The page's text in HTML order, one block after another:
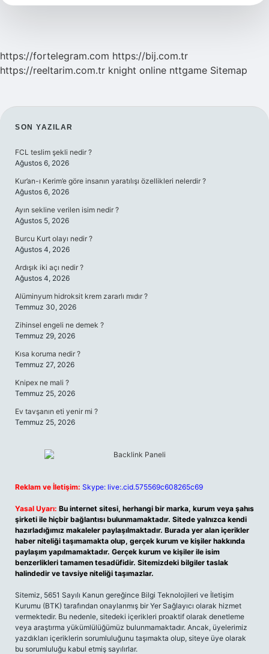
Mı
https://fortelegram.com https://bij.com.tr
https://reeltarim.com.tr knight online nttgame Sitemap
SIDEBAR
SON YAZILAR
FCL teslim şekli nedir ?
Ağustos 6, 2026
Kur’an-ı Kerim’e göre insanın yaratılışı özellikleri nelerdir ?
Ağustos 6, 2026
Ayın sekline verilen isim nedir ?
Ağustos 5, 2026
Burcu Kurt olayı nedir ?
Ağustos 4, 2026
Ardışık iki açı nedir ?
Ağustos 4, 2026
Alüminyum hidroksit krem zararlı mıdır ?
Temmuz 30, 2026
Zihinsel engeli ne demek ?
Temmuz 29, 2026
Kısa koruma nedir ?
Temmuz 27, 2026
Knipex ne mali ?
Temmuz 25, 2026
Ev tavşanın eti yenir mi ?
Temmuz 25, 2026
Reklam ve İletişim: Skype: live:.cid.575569c608265c69
Yasal Uyarı: Bu internet sitesi, herhangi bir marka, kurum veya şahıs
şirketi ile hiçbir bağlantısı bulunmamaktadır. Sitede yalnızca kendi
hazırladığımız makaleler paylaşılmaktadır. Burada yer alan içerikler
haber niteliği taşımamakta olup, gerçek kurum ve kişiler hakkında
paylaşım yapılmamaktadır. Gerçek kurum ve kişiler ile isim
benzerlikleri tamamen tesadüfidir. Sitemizdeki bilgiler taslak
halindedir ve tavsiye niteliği taşımazlar.
Sitemiz, 5651 Sayılı Kanun gereğince Bilgi Teknolojileri ve İletişim
Kurumu (BTK) tarafından onaylanmış bir Yer Sağlayıcı olarak hizmet
vermektedir. Bu nedenle, sitedeki içerikleri proaktif olarak denetleme
veya araştırma yükümlülüğümüz bulunmamaktadır. Ancak, üyelerimiz
yazdıkları içeriklerin sorumluluğunu taşımakta olup, siteye üye olarak
bu sorumluluğu kabul etmiş sayılırlar.